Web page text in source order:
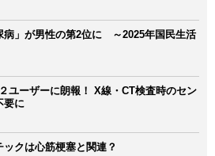
病」が男性の第2位に ～2025年国民生活
ユーザーに朗報！ X線・CT検査時のセン
要に
クは心筋梗塞と関連？